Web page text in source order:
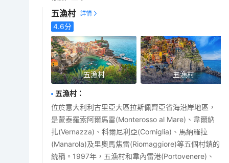
五漁村
4.6分
五漁村 五漁村
五漁村 ：
位於意大利利古里亞大區拉斯佩齊亞省海沿岸地區，
是蒙泰羅索阿爾馬雷(Monterosso al Mare)、韋爾納
扎(Vernazza)、科爾尼利亞(Corniglia)、馬納羅拉
(Manarola)及里奧馬焦雷(Riomaggiore)等五個村鎮的
統稱。1997年，五漁村和韋內雷港(Portovenere)、